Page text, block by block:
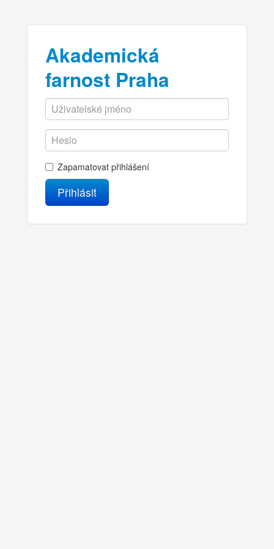
Akademická
farnost Praha
Zapamatovat přihlášení
Přihlásit